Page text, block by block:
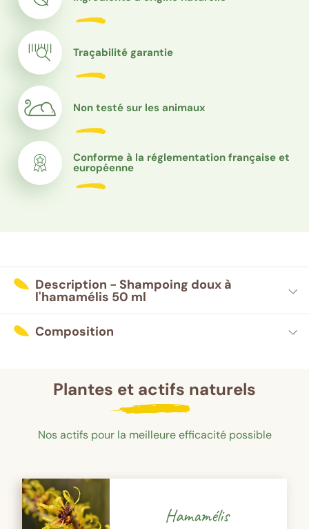
Traçabilité garantie
Non testé sur les animaux
Conforme à la réglementation française et
européenne
Description - Shampoing doux à
l'hamamélis 50 ml
Composition
Plantes et actifs naturels
Nos actifs pour la meilleure efficacité possible
Hamamélis